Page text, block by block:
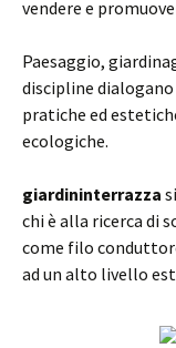
vendere e
Paesaggio,
discipline
pratiche ed
ecologiche.
giardininterrazza
chi è alla ricerca di
come filo
ad un alto livello